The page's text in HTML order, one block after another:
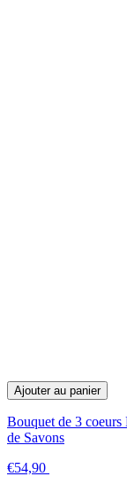
Ajouter au panier
Bouquet de 3 coeurs
de Savons
€54,90